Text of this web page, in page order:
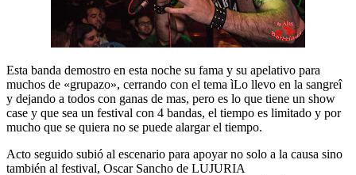
Esta banda demostro en esta noche su fama y su apelativo para
muchos de «grupazo», cerrando con el tema ìLo llevo en la sangreî
y dejando a todos con ganas de mas, pero es lo que tiene un show
case y que sea un festival con 4 bandas, el tiempo es limitado y por
mucho que se quiera no se puede alargar el tiempo.
Acto seguido subió al escenario para apoyar no solo a la causa sino
también al festival, Oscar Sancho de LUJURIA